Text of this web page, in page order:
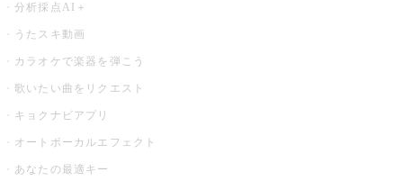
分析採点AI＋
うたスキ動画
カラオケで楽器を弾こう
歌いたい曲をリクエスト
キョクナビアプリ
オートボーカルエフェクト
あなたの最適キー